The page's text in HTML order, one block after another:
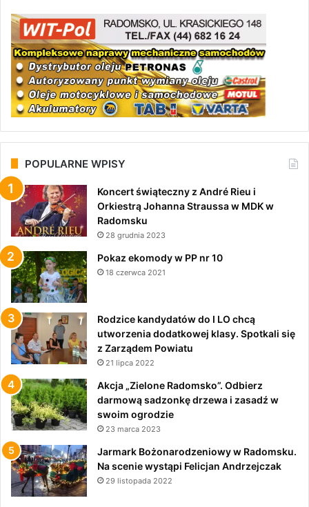
POPULARNE WPISY
Koncert świąteczny z André Rieu i
Orkiestrą Johanna Straussa w MDK w
Radomsku
28 grudnia 2023
Pokaz ekomody w PP nr 10
18 czerwca 2021
Rodzice kandydatów do I LO chcą
utworzenia dodatkowej klasy. Spotkali się
z Zarządem Powiatu
21 lipca 2022
Akcja „Zielone Radomsko”. Odbierz
darmową sadzonkę drzewa i zasadź w
swoim ogrodzie
23 marca 2023
Jarmark Bożonarodzeniowy w Radomsku.
Na scenie wystąpi Felicjan Andrzejczak
29 listopada 2022